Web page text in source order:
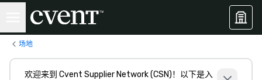
场地
欢迎来到 Cvent Supplier Network (CSN)！以下是入